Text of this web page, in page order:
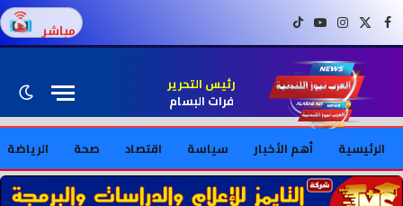
فيسبوكX (Twitter)
إنستغراميوتيوبتيك توك مباشر
رئيس التحرير
فرات البسام
الرئيسية أهم الأخبار سياسة اقتصاد صحة الرياضة